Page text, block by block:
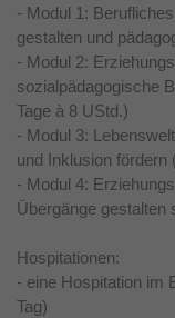
- Modul 1:
gestalten und
- Modul 2:
sozialpädagogische
Tage à 8 UStd.)
- Modul 3:
und Inklusion fördern
- Modul 4:
Übergänge gestalten
Hospitationen:
- eine Hospitation im
Tag)